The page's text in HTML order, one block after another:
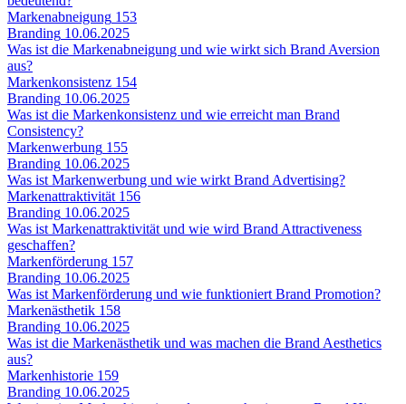
Markenabneigung 153
Branding 10.06.2025
Was ist die Markenabneigung und wie wirkt sich Brand Aversion
aus?
Markenkonsistenz 154
Branding 10.06.2025
Was ist die Markenkonsistenz und wie erreicht man Brand
Consistency?
Markenwerbung 155
Branding 10.06.2025
Was ist Markenwerbung und wie wirkt Brand Advertising?
Markenattraktivität 156
Branding 10.06.2025
Was ist Markenattraktivität und wie wird Brand Attractiveness
geschaffen?
Markenförderung 157
Branding 10.06.2025
Was ist Markenförderung und wie funktioniert Brand Promotion?
Markenästhetik 158
Branding 10.06.2025
Was ist die Markenästhetik und was machen die Brand Aesthetics
aus?
Markenhistorie 159
Branding 10.06.2025